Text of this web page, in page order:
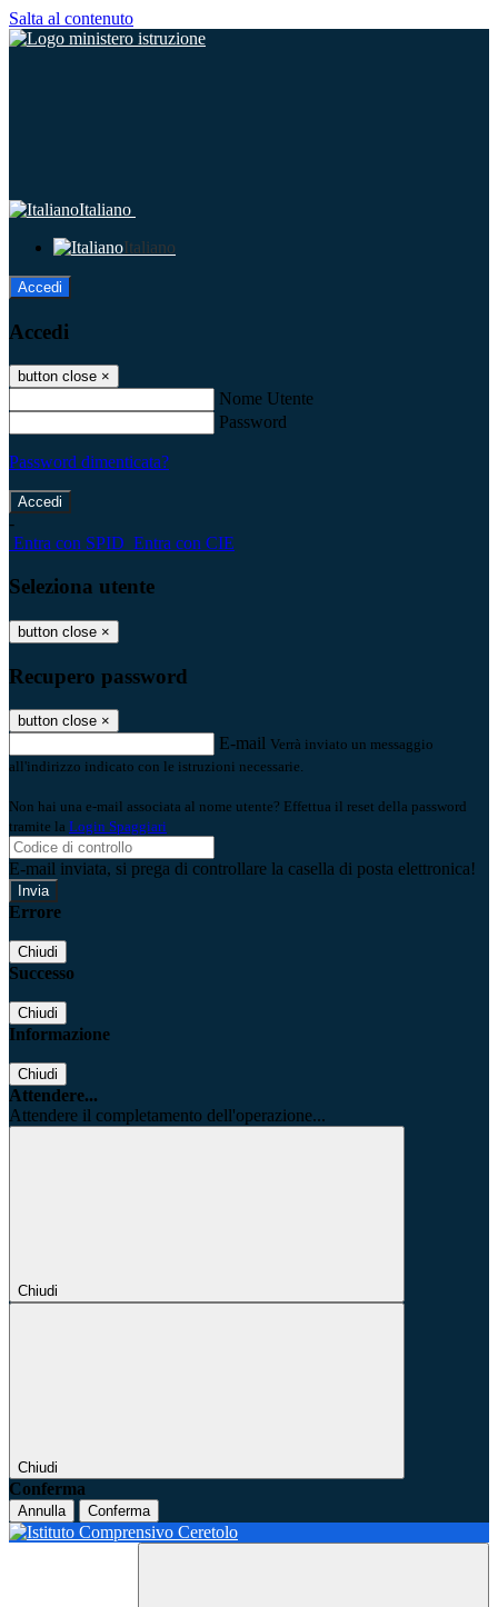
Salta al contenuto
Italiano
Italiano
Accedi
Accedi
button close ×
Nome Utente
Password
Password dimenticata?
-
Entra con SPID Entra con CIE
Seleziona utente
button close ×
Recupero password
button close ×
E-mail Verrà inviato un messaggio
all'indirizzo indicato con le istruzioni necessarie.
Non hai una e-mail associata al nome utente? Effettua il reset della password
tramite la Login Spaggiari
E-mail inviata, si prega di controllare la casella di posta elettronica!
Errore
Chiudi
Successo
Chiudi
Informazione
Chiudi
Attendere...
Attendere il completamento dell'operazione...
Chiudi
Chiudi
Conferma
Annulla Conferma